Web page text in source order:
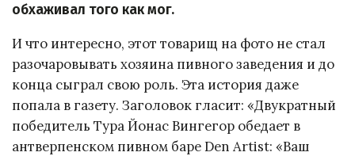
обхаживал того как мог.
И что интересно, этот товарищ на фото не стал
разочаровывать хозяина пивного заведения и до
конца сыграл свою роль. Эта история даже
попала в газету. Заголовок гласит: «Двукратный
победитель Тура Йонас Вингегор обедает в
антверпенском пивном баре Den Artist: «Ваш